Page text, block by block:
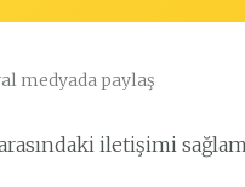
medyada paylaş
iletişimi